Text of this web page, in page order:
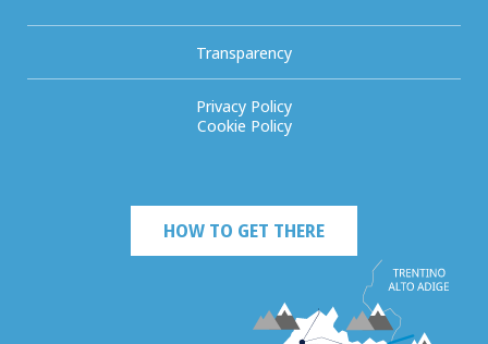
Transparency
Privacy Policy
Cookie Policy
HOW TO GET THERE